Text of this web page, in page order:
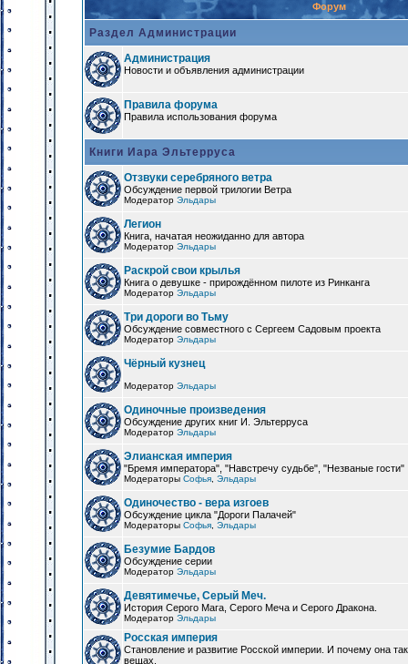
Форум
Раздел Администрации
Администрация
Новости и объявления администрации
Правила форума
Правила использования форума
Книги Иара Эльтерруса
Отзвуки серебряного ветра
Обсуждение первой трилогии Ветра
Модератор Эльдары
Легион
Книга, начатая неожиданно для автора
Модератор Эльдары
Раскрой свои крылья
Книга о девушке - прирождённом пилоте из Ринканга
Модератор Эльдары
Три дороги во Тьму
Обсуждение совместного с Сергеем Садовым проекта
Модератор Эльдары
Чёрный кузнец
Модератор Эльдары
Одиночные произведения
Обсуждение других книг И. Эльтерруса
Модератор Эльдары
Элианская империя
"Бремя императора", "Навстречу судьбе", "Незваные гости"
Модераторы Софья Эльдары
Одиночество - вера изгоев
Обсуждение цикла "Дороги Палачей"
Модераторы Софья Эльдары
Безумие Бардов
Обсуждение серии
Модератор Эльдары
Девятимечье, Серый Меч.
История Серого Мага, Серого Меча и Серого Дракона.
Модератор Эльдары
Росская империя
Становление и развитие Росской империи. И почему она
вещах.